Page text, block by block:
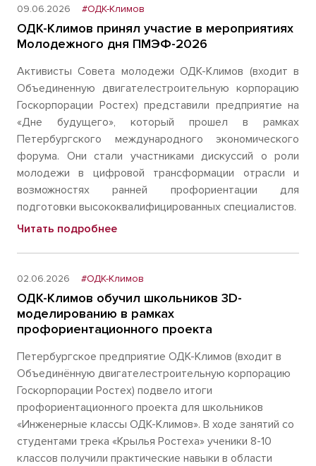
09.06.2026 #ОДК-Климов
ОДК-Климов принял участие в мероприятиях
Молодежного дня ПМЭФ-2026
Активисты Совета молодежи ОДК-Климов (входит в
Объединенную двигателестроительную корпорацию
Госкорпорации Ростех) представили предприятие на
«Дне будущего», который прошел в рамках
Петербургского международного экономического
форума. Они стали участниками дискуссий о роли
молодежи в цифровой трансформации отрасли и
возможностях ранней профориентации для
подготовки высококвалифицированных специалистов.
Читать подробнее
02.06.2026 #ОДК-Климов
ОДК-Климов обучил школьников 3D-
моделированию в рамках
профориентационного проекта
Петербургское предприятие ОДК-Климов (входит в
Объединённую двигателестроительную корпорацию
Госкорпорации Ростех) подвело итоги
профориентационного проекта для школьников
«Инженерные классы ОДК-Климов». В ходе занятий со
студентами трека «Крылья Ростеха» ученики 8-10
классов получили практические навыки в области